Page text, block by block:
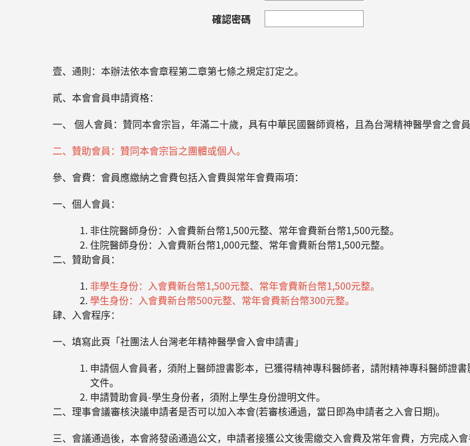
確認密碼
壹、通則：本辦法依本會章程第二章第七條之規定訂定之。
貳、本會會員申請資格：
一、 個人會員：贊同本會宗旨，年滿二十歲，具有中華民國醫師資格，且為台灣精神醫學會之會員
二、贊助會員：贊同本會宗旨之團體或個人。
參、會費：會員應繳納之會費包括入會費與常年會費兩項：
一、個人會員：
非住院醫師身份：入會費新台幣1,500元整、常年會費新台幣1,500元整。
住院醫師身份：入會費新台幣1,000元整、常年會費新台幣1,500元整。
二、贊助會員：
非學生身份：入會費新台幣1,500元整、常年會費新台幣1,500元整。
學生身份：入會費新台幣500元整、常年會費新台幣300元整。
肆、入會程序：
一、填寫此頁「社團法人台灣老年精神醫學會入會申請書」
申請個人會員者，須附上醫師證書影本，已獲得精神專科醫師者，請附精神專科醫師證
文件。
申請贊助會員-學生身份者，須附上學生身份證明文件。
二、理事會議審核決議申請者是否可以加入本會(若審核通過，當日即為申請者之入會日期)。
三、會議通過後，本會將發函通過公文，申請者接獲公文後需繳交入會費及常年會費，方完成入會